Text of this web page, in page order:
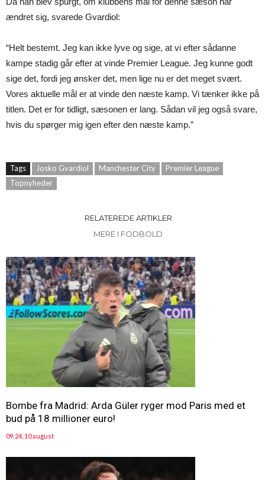
ændret sig, svarede Gvardiol:
“Helt bestemt. Jeg kan ikke lyve og sige, at vi efter sådanne
kampe stadig går efter at vinde Premier League. Jeg kunne godt
sige det, fordi jeg ønsker det, men lige nu er det meget svært.
Vores aktuelle mål er at vinde den næste kamp. Vi tænker ikke på
titlen. Det er for tidligt, sæsonen er lang. Sådan vil jeg også svare,
hvis du spørger mig igen efter den næste kamp.”
Tags Josko Gvardiol Manchester City
Premier League
Topnyheder
RELATEREDE ARTIKLER
MERE I FODBOLD
Bombe fra Madrid: Arda Güler ryger mod Paris med et
bud på 18 millioner euro!
09:24, 10 august